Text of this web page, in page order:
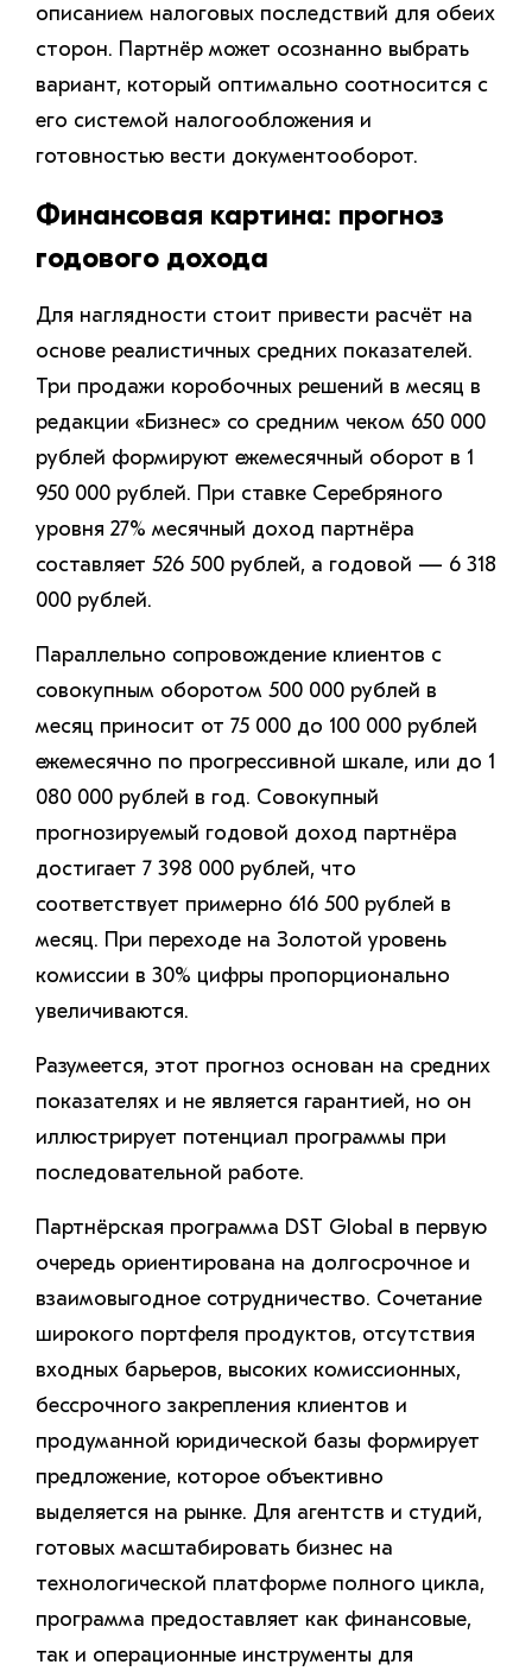
описанием налоговых последствий для обеих
сторон. Партнёр может осознанно выбрать
вариант, который оптимально соотносится с
его системой налогообложения и
готовностью вести документооборот.
Финансовая картина: прогноз
годового дохода
Для наглядности стоит привести расчёт на
основе реалистичных средних показателей.
Три продажи коробочных решений в месяц в
редакции «Бизнес» со средним чеком 650 000
рублей формируют ежемесячный оборот в 1
950 000 рублей. При ставке Серебряного
уровня 27% месячный доход партнёра
составляет 526 500 рублей, а годовой — 6 318
000 рублей.
Параллельно сопровождение клиентов с
совокупным оборотом 500 000 рублей в
месяц приносит от 75 000 до 100 000 рублей
ежемесячно по прогрессивной шкале, или до 1
080 000 рублей в год. Совокупный
прогнозируемый годовой доход партнёра
достигает 7 398 000 рублей, что
соответствует примерно 616 500 рублей в
месяц. При переходе на Золотой уровень
комиссии в 30% цифры пропорционально
увеличиваются.
Разумеется, этот прогноз основан на средних
показателях и не является гарантией, но он
иллюстрирует потенциал программы при
последовательной работе.
Партнёрская программа DST Global в первую
очередь ориентирована на долгосрочное и
взаимовыгодное сотрудничество. Сочетание
широкого портфеля продуктов, отсутствия
входных барьеров, высоких комиссионных,
бессрочного закрепления клиентов и
продуманной юридической базы формирует
предложение, которое объективно
выделяется на рынке. Для агентств и студий,
готовых масштабировать бизнес на
технологической платформе полного цикла,
программа предоставляет как финансовые,
так и операционные инструменты для